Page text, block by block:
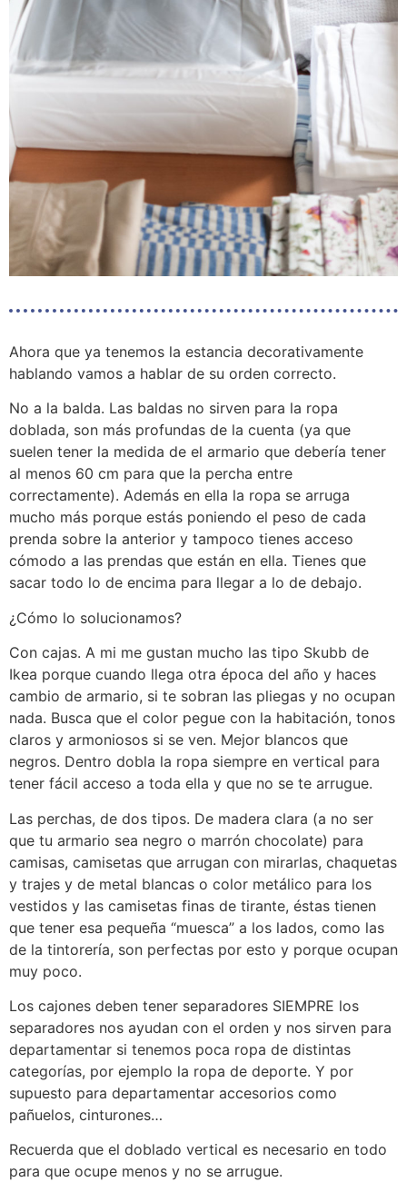
Ahora que ya tenemos la estancia decorativamente
hablando vamos a hablar de su orden correcto.
No a la balda. Las baldas no sirven para la ropa
doblada, son más profundas de la cuenta (ya que
suelen tener la medida de el armario que debería tener
al menos 60 cm para que la percha entre
correctamente). Además en ella la ropa se arruga
mucho más porque estás poniendo el peso de cada
prenda sobre la anterior y tampoco tienes acceso
cómodo a las prendas que están en ella. Tienes que
sacar todo lo de encima para llegar a lo de debajo.
¿Cómo lo solucionamos?
Con cajas. A mi me gustan mucho las tipo Skubb de
Ikea porque cuando llega otra época del año y haces
cambio de armario, si te sobran las pliegas y no ocupan
nada. Busca que el color pegue con la habitación, tonos
claros y armoniosos si se ven. Mejor blancos que
negros. Dentro dobla la ropa siempre en vertical para
tener fácil acceso a toda ella y que no se te arrugue.
Las perchas, de dos tipos. De madera clara (a no ser
que tu armario sea negro o marrón chocolate) para
camisas, camisetas que arrugan con mirarlas, chaquetas
y trajes y de metal blancas o color metálico para los
vestidos y las camisetas finas de tirante, éstas tienen
que tener esa pequeña “muesca” a los lados, como las
de la tintorería, son perfectas por esto y porque ocupan
muy poco.
Los cajones deben tener separadores SIEMPRE los
separadores nos ayudan con el orden y nos sirven para
departamentar si tenemos poca ropa de distintas
categorías, por ejemplo la ropa de deporte. Y por
supuesto para departamentar accesorios como
pañuelos, cinturones…
Recuerda que el doblado vertical es necesario en todo
para que ocupe menos y no se arrugue.